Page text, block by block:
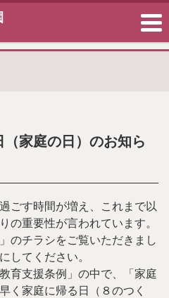
家庭の日）のお知ら
ごす時間が増え、これまで以
の重要性が言われています。
のチラシをご覧いただきまし
してください。
育支援条例」の中で、「家庭
く家庭に帰る日（８のつく